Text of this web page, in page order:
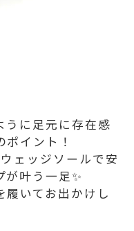
うに足元に存在感
イント！
ェッジソールで安
叶う一足✨
いてお出かけし